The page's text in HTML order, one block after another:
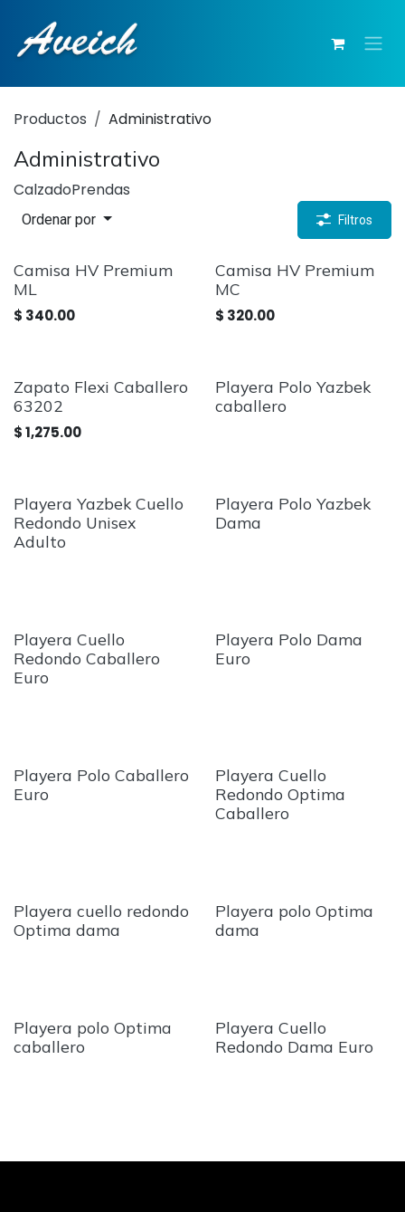
Productos Administrativo
Administrativo
CalzadoPrendas
Ordenar por Filtros
Camisa HV Premium
ML
$ 340.00
Camisa HV Premium
MC
$ 320.00
Zapato Flexi Caballero
63202
$1,275.00
Playera Polo Yazbek
caballero
Playera Yazbek Cuello
Redondo Unisex
Adulto
Playera Polo Yazbek
Dama
Playera Cuello
Redondo Caballero
Euro
Playera Polo Dama
Euro
Playera Polo Caballero
Euro
Playera Cuello
Redondo Optima
Caballero
Playera cuello redondo
Optima dama
Playera polo Optima
dama
Playera polo Optima
caballero
Playera Cuello
Redondo Dama Euro